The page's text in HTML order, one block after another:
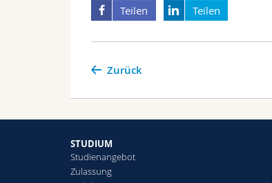
Teilen Teilen
Zurück
STUDIUM
Studienangebot
Zulassung